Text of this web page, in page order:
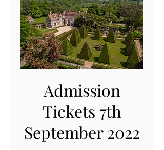
Admission
Tickets 7th
September 2022